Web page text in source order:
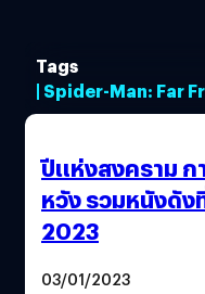
Tags
| Spider-Man: Far
ปีแห่งสงคราม ก
หวัง รวมหนังดัง
2023
03/01/2023